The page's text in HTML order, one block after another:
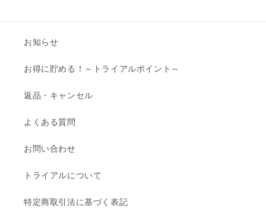
お知らせ
お得に貯める！～トライアルポイント～
返品・キャンセル
よくある質問
お問い合わせ
トライアルについて
特定商取引法に基づく表記